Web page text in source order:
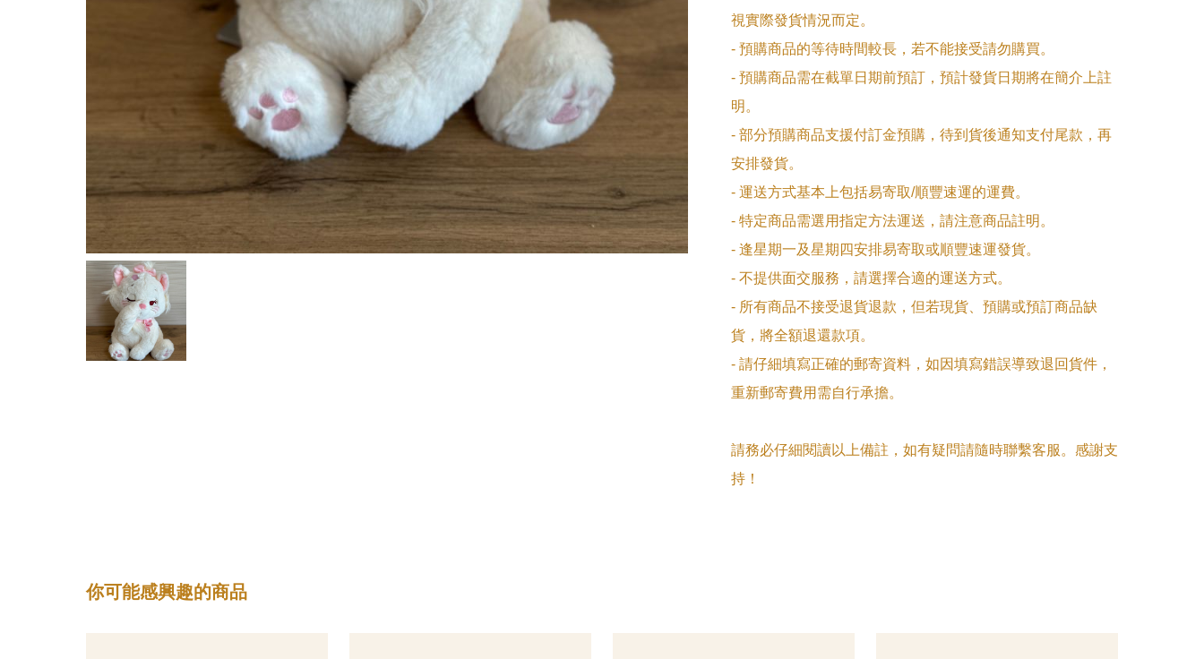
視實際發貨情況而定。
- 預購商品的等待時間較長，若不能接受請勿購買。
- 預購商品需在截單日期前預訂，預計發貨日期將在簡介上註
明。
- 部分預購商品支援付訂金預購，待到貨後通知支付尾款，再
安排發貨。
- 運送方式基本上包括易寄取/順豐速運的運費。
- 特定商品需選用指定方法運送，請注意商品註明。
- 逢星期一及星期四安排易寄取或順豐速運發貨。
- 不提供面交服務，請選擇合適的運送方式。
- 所有商品不接受退貨退款，但若現貨、預購或預訂商品缺
貨，將全額退還款項。
- 請仔細填寫正確的郵寄資料，如因填寫錯誤導致退回貨件，
重新郵寄費用需自行承擔。
請務必仔細閱讀以上備註，如有疑問請隨時聯繫客服。感謝支
持！
你可能感興趣的商品